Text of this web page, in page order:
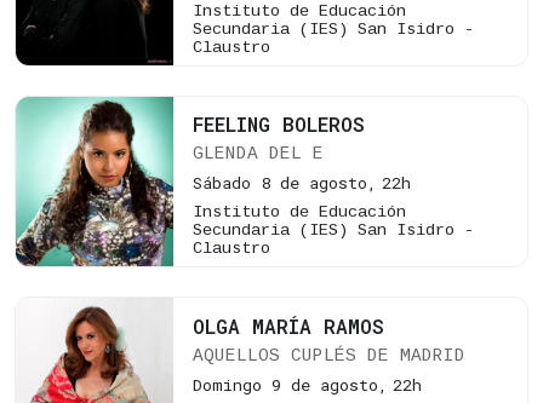
Instituto de Educación
Secundaria (IES) San Isidro -
Claustro
FEELING BOLEROS
GLENDA DEL E
Sábado 8 de agosto, 22h
Instituto de Educación
Secundaria (IES) San Isidro -
Claustro
OLGA MARÍA RAMOS
AQUELLOS CUPLÉS DE MADRID
Domingo 9 de agosto, 22h